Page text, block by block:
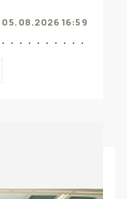
05.08.2026 16:59